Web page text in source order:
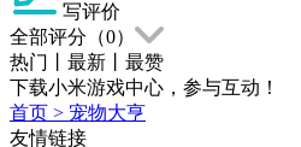
写评价
全部评分（0）
热门
最新
最赞
下载小米游戏中心，参与互动！
首页 > 宠物大亨
友情链接